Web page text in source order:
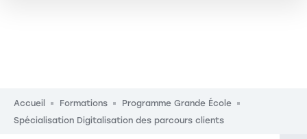
Fil d'Ariane
Accueil Formations
Programme Grande École
Spécialisation Digitalisation des parcours clients